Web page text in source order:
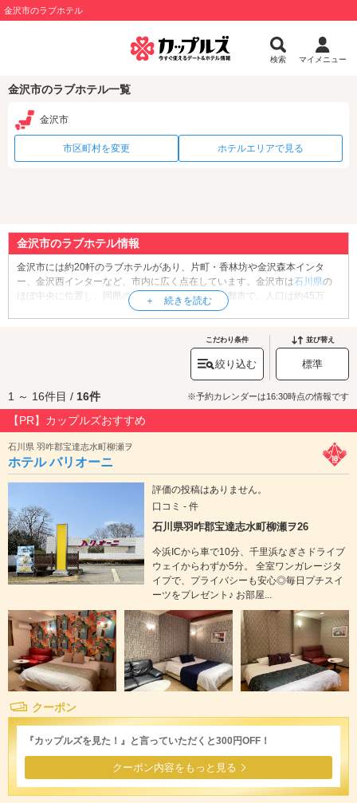
金沢市のラブホテル
検索 マイメニュー
金沢市のラブホテル一覧
金沢市
市区町村を変更 ホテルエリアで見る
金沢市のラブホテル情報
金沢市には約20軒のラブホテルがあり、片町・香林坊や金沢森本インタ
ー、金沢西インターなど、市内に広く点在しています。金沢市は石川県の
ほぼ中央に位置し、同県の県庁所在地及び最大の都市で、人口は約45万
人。日本海に面し、犀川と浅野川が流れる水源豊かな町であることか
リッヒの「スイミング・プール」で有名な「金沢21世紀美術館
」や、日本
」、美しい出格子と石畳が続く「
ひがし茶屋
」などがあり、これらはデートスポット
としても人気です。特産品としては「加賀友禅」「金沢漆器」「九谷焼」
などが代表的で、お土産や贈物にも最適です。そして金沢グルメといえ
ば、カツと千切りキャベツをトッピングして食べる「金沢カレー」や、ケ
チャップライスに薄焼き卵と白身魚のフライ等をのせ、仕上げにタルタル
した「金沢おでん」などが人気。市内には多数のショッピング施設が立ち
並ぶ繁華街「香林坊」や、約1500の飲食店やキャバクラ、風俗店が連なる
歓楽街「片町」エリアがあり、日夜行き交う人々で賑わっています。市内
のラブホテルには、ロマンチックなひと時を演出する天蓋付きベッドのあ
るホテルや、全室に水中照明付きジェット・バブルバスを完備したホテル
など、様々なホテルがあります。金沢市でラブホテルをお探しの際は、ク
ーポン・事前予約でお得に利用ができる『カップルズ』におまかせくださ
い。
こだわり条件
絞り込む
並び替え
標準
1 ～ 16件目 / 16件 ※予約カレンダーは16:30時点の情報です
【PR】カップルズおすすめ
石川県 羽咋郡宝達志水町柳瀬ヲ
ホテル バリオーニ
評価の投稿はありません。
口コミ - 件
石川県羽咋郡宝達志水町柳瀬ヲ26
今浜ICから車で10分、千里浜なぎさドライブ
ウェイからわずか5分。 全室ワンガレージタ
イプで、プライバシーも安心◎毎日プチスイ
ーツをプレゼント♪ お部屋...
クーポン
『カップルズを見た！』と言っていただくと300円OFF！
クーポン内容をもっと見る